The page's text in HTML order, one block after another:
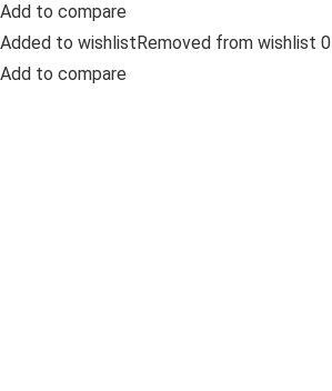
Add to compare
Added to wishlistRemoved from wishlist 0
Add to compare